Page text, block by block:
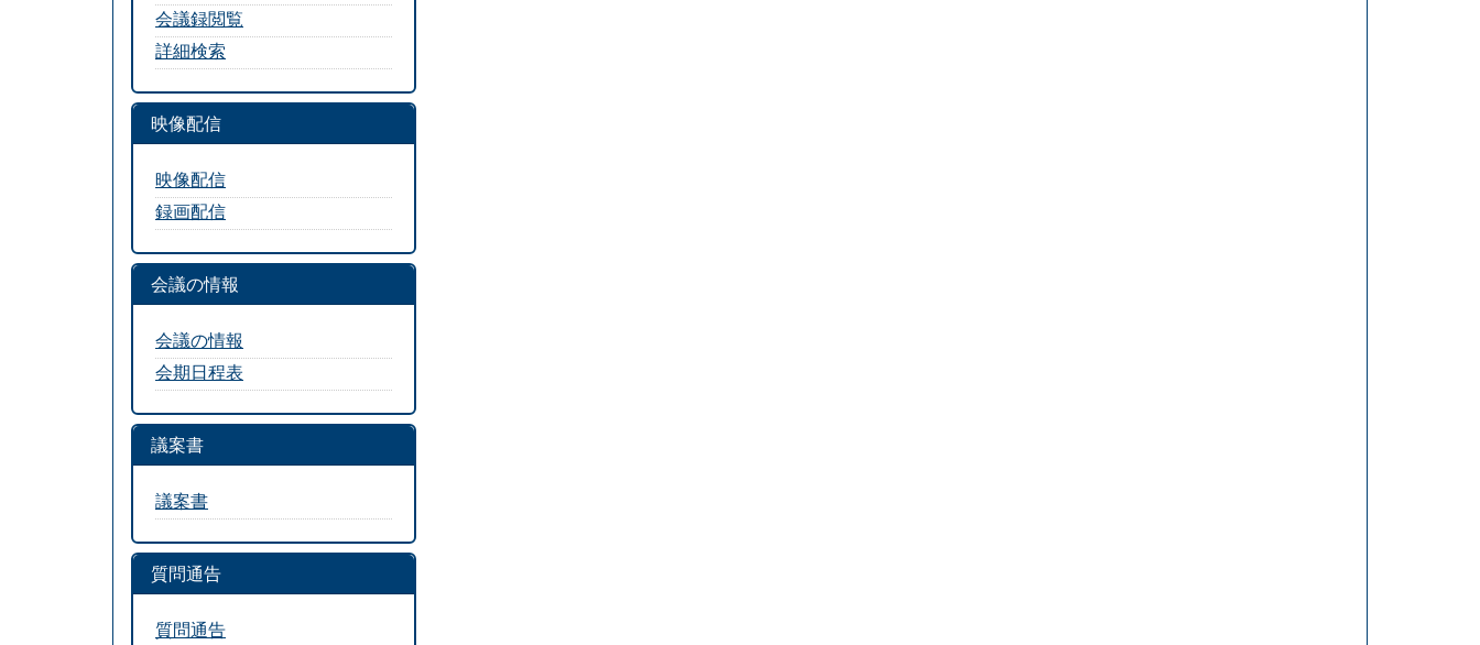
会議録閲覧
詳細検索
映像配信
映像配信
録画配信
会議の情報
会議の情報
会期日程表
議案書
議案書
質問通告
質問通告